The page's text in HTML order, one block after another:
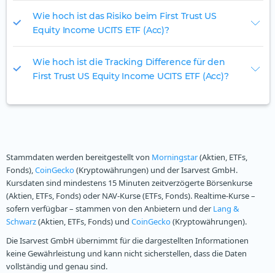
Wie hoch ist das Risiko beim First Trust US
Equity Income UCITS ETF (Acc)?
Wie hoch ist die Tracking Difference für den
First Trust US Equity Income UCITS ETF (Acc)?
Stammdaten werden bereitgestellt von Morningstar(Aktien, ETFs,
Fonds),CoinGecko(Kryptowährungen) und der Isarvest GmbH.
Kursdaten sind mindestens 15 Minuten zeitverzögerte Börsenkurse
(Aktien, ETFs, Fonds) oder NAV-Kurse (ETFs, Fonds). Realtime-Kurse –
sofern verfügbar – stammen von den Anbietern und der Lang &
Schwarz(Aktien, ETFs, Fonds) und CoinGecko(Kryptowährungen).
Die Isarvest GmbH übernimmt für die dargestellten Informationen
keine Gewährleistung und kann nicht sicherstellen, dass die Daten
vollständig und genau sind.